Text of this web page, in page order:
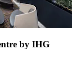
by IHG